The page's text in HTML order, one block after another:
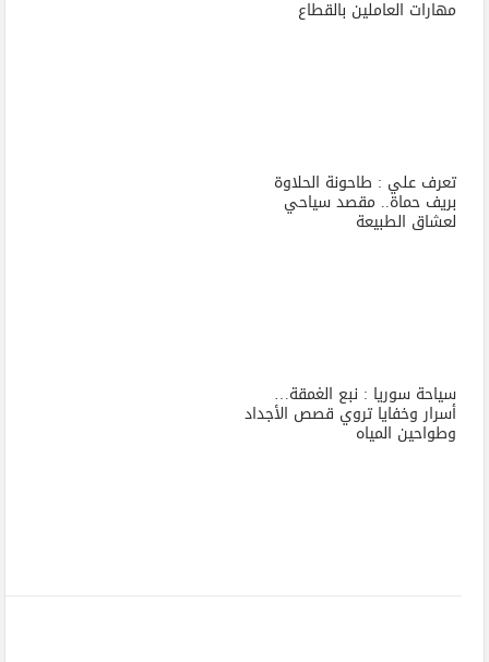
مهارات العاملين بالقطاع
تعرف علي : طاحونة الحلاوة
بريف حماة.. مقصد سياحي
لعشاق الطبيعة
سياحة سوريا : نبع الغمقة…
أسرار وخفايا تروي قصص الأجداد
وطواحين المياه